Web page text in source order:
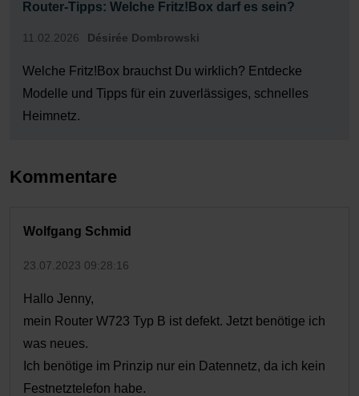
Router-Tipps: Welche Fritz!Box darf es sein?
11.02.2026 Désirée Dombrowski
Welche Fritz!Box brauchst Du wirklich? Entdecke
Modelle und Tipps für ein zuverlässiges, schnelles
Heimnetz.
Kommentare
Wolfgang Schmid
23.07.2023 09:28:16
Hallo Jenny,
mein Router W723 Typ B ist defekt. Jetzt benötige ich
was neues.
Ich benötige im Prinzip nur ein Datennetz, da ich kein
Festnetztelefon habe.